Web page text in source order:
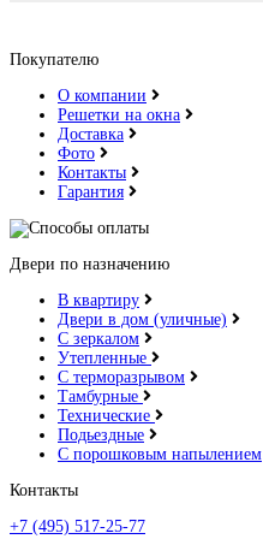
Покупателю
О компании
Решетки на окна
Доставка
Фото
Контакты
Гарантия
Двери по назначению
В квартиру
Двери в дом (уличные)
С зеркалом
Утепленные
С терморазрывом
Тамбурные
Технические
Подьездные
С порошковым напылением
Контакты
+7 (495) 517-25-77